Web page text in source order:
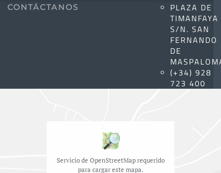
CONTÁCTANOS
PLAZA DE
TIMANFAYA
S/N. SAN
FERNANDO
DE
(+34) 928
723 400
Servicio de OpenStreetMap requerido
para cargar este mapa.